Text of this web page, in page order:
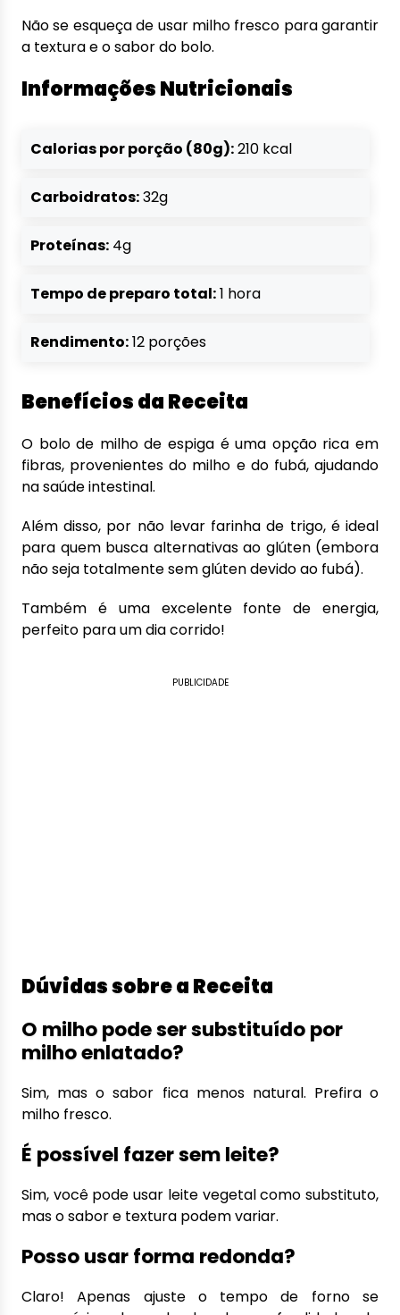
Não se esqueça de usar milho fresco para garantir
a textura e o sabor do bolo.
Informações Nutricionais
Calorias por porção (80g):210 kcal
Carboidratos:32g
Proteínas: 4g
Tempo de preparo total:1 hora
Rendimento:12 porções
Benefícios da Receita
O bolo de milho de espiga é uma opção rica em
fibras, provenientes do milho e do fubá, ajudando
na saúde intestinal.
Além disso, por não levar farinha de trigo, é ideal
para quem busca alternativas ao glúten (embora
não seja totalmente sem glúten devido ao fubá).
Também é uma excelente fonte de energia,
perfeito para um dia corrido!
PUBLICIDADE
Dúvidas sobre a Receita
O milho pode ser substituído por
milho enlatado?
Sim, mas o sabor fica menos natural. Prefira o
milho fresco.
É possível fazer sem leite?
Sim, você pode usar leite vegetal como substituto,
mas o sabor e textura podem variar.
Posso usar forma redonda?
Claro! Apenas ajuste o tempo de forno se